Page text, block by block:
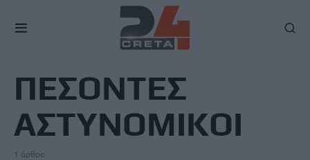
ΠΕΣΟΝΤΕΣ
ΑΣΤΥΝΟΜΙΚΟΙ
1 άρθρο